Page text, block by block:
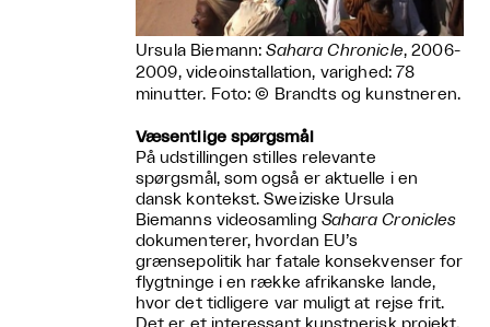
Ursula Biemann:Sahara Chronicle, 2006-
2009, videoinstallation, varighed: 78
minutter. Foto: © Brandts og kunstneren.
Væsentlige spørgsmål
På udstillingen stilles relevante
spørgsmål, som også er aktuelle i en
dansk kontekst. Sweiziske Ursula
Biemanns videosamling Sahara Cronicles
dokumenterer, hvordan EU’s
grænsepolitik har fatale konsekvenser for
flygtninge i en række afrikanske lande,
hvor det tidligere var muligt at rejse frit.